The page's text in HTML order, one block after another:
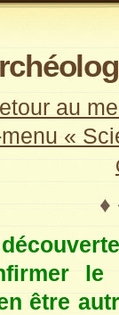
au
«
♦
le
être